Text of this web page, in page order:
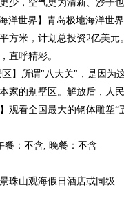
少，空气更为清新、沙子
洋世界】青岛极地海洋世
方米，计划总投资2亿美
直呼精彩。
】所谓"八大关"，是因为
家的别墅区。解放后，人
观看全国最大的钢体雕塑
餐：不含, 晚餐：不含
珠山观海假日酒店或同级